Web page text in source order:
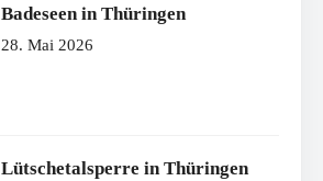
Badeseen in Thüringen
28. Mai 2026
Lütschetalsperre in Thüringen